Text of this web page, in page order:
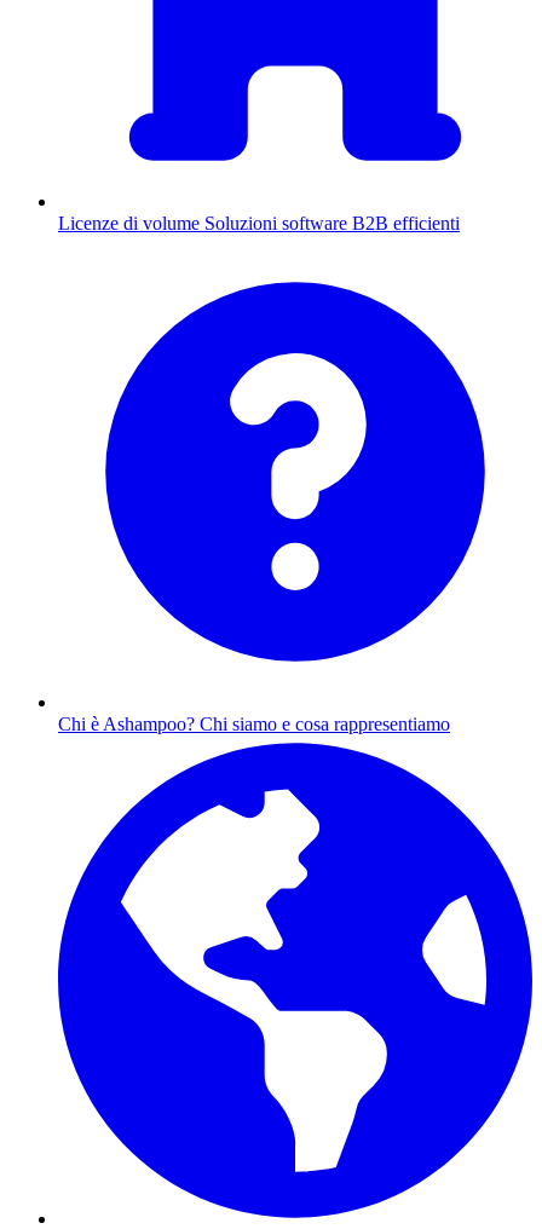
Licenze di volume Soluzioni software B2B efficienti
Chi è Ashampoo? Chi siamo e cosa rappresentiamo